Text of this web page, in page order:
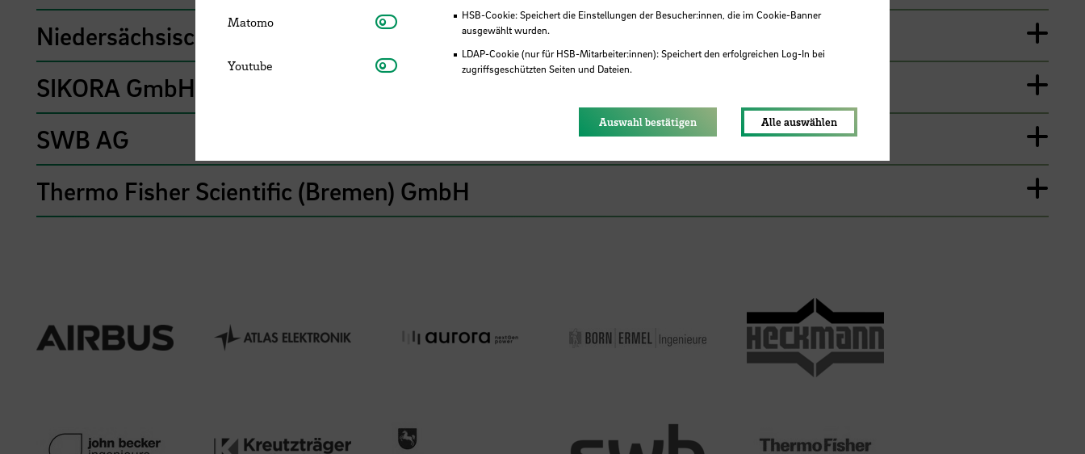
Niedersächsisches Landesamt für Bau und Liegenschaften
SIKORA GmbH Part of MAAG Group
SWB AG
Thermo Fisher Scientific (Bremen) GmbH
HSB-Cookie: Speichert die Einstellungen der Besucher:innen, die im Cookie-Banner
ausgewählt wurden.
LDAP-Cookie (nur für HSB-Mitarbeiter:innen): Speichert den erfolgreichen Log-In bei
zugriffsgeschützten Seiten und Dateien.
Matomo Matomo
Youtube Youtube
Auswahl bestätigen Alle auswählen